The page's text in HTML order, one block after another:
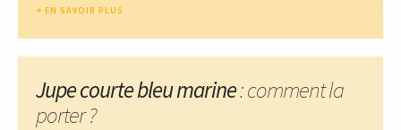
EN SAVOIR PLUS
Jupe courte bleu marine: comment la
porter ?